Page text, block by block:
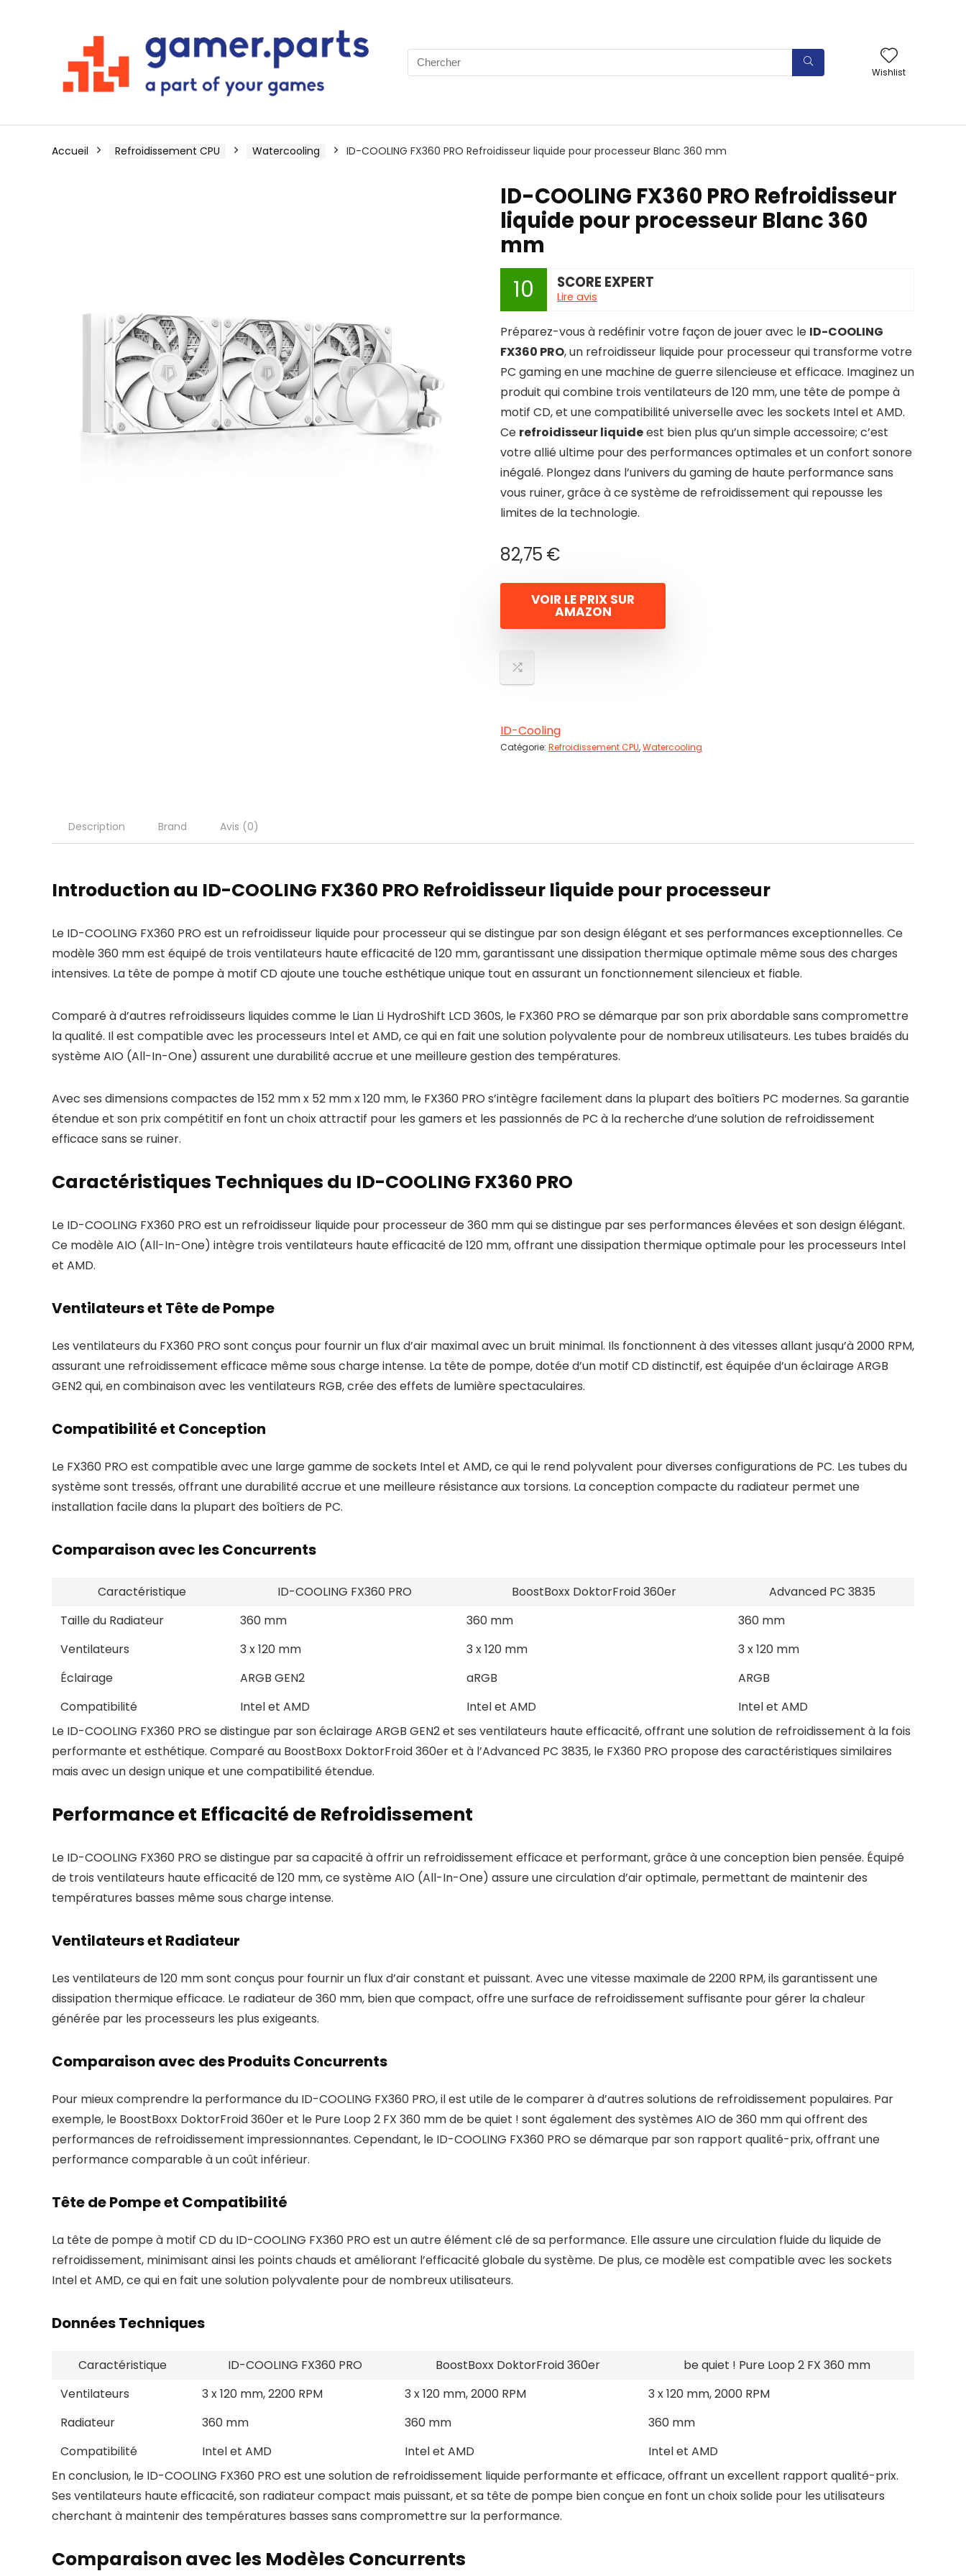
Search
for:
Wishlist
Accueil Refroidissement CPU Watercooling ID-COOLING FX360 PRO Refroidisseur liquide pour processeur Blanc 360 mm
ID-COOLING FX360 PRO Refroidisseur
liquide pour processeur Blanc 360
mm
10 SCORE EXPERT
Lire avis
Préparez-vous à redéfinir votre façon de jouer avec le ID-COOLING
FX360 PRO, un refroidisseur liquide pour processeur qui transforme votre
PC gaming en une machine de guerre silencieuse et efficace. Imaginez un
produit qui combine trois ventilateurs de 120 mm, une tête de pompe à
motif CD, et une compatibilité universelle avec les sockets Intel et AMD.
Ce refroidisseur liquideest bien plus qu’un simple accessoire; c’est
votre allié ultime pour des performances optimales et un confort sonore
inégalé. Plongez dans l’univers du gaming de haute performance sans
vous ruiner, grâce à ce système de refroidissement qui repousse les
limites de la technologie.
82,75 €
VOIR LE PRIX SUR
AMAZON
ID-Cooling
Catégorie: Refroidissement CPU,Watercooling
Description Brand Avis (0)
Introduction au ID-COOLING FX360 PRO Refroidisseur liquide pour processeur
Le ID-COOLING FX360 PRO est un refroidisseur liquide pour processeur qui se distingue par son design élégant et ses performances exceptionnelles. Ce
modèle 360 mm est équipé de trois ventilateurs haute efficacité de 120 mm, garantissant une dissipation thermique optimale même sous des charges
intensives. La tête de pompe à motif CD ajoute une touche esthétique unique tout en assurant un fonctionnement silencieux et fiable.
Comparé à d’autres refroidisseurs liquides comme le Lian Li HydroShift LCD 360S, le FX360 PRO se démarque par son prix abordable sans compromettre
la qualité. Il est compatible avec les processeurs Intel et AMD, ce qui en fait une solution polyvalente pour de nombreux utilisateurs. Les tubes braidés du
système AIO (All-In-One) assurent une durabilité accrue et une meilleure gestion des températures.
Avec ses dimensions compactes de 152 mm x 52 mm x 120 mm, le FX360 PRO s’intègre facilement dans la plupart des boîtiers PC modernes. Sa garantie
étendue et son prix compétitif en font un choix attractif pour les gamers et les passionnés de PC à la recherche d’une solution de refroidissement
efficace sans se ruiner.
Caractéristiques Techniques du ID-COOLING FX360 PRO
Le ID-COOLING FX360 PRO est un refroidisseur liquide pour processeur de 360 mm qui se distingue par ses performances élevées et son design élégant.
Ce modèle AIO (All-In-One) intègre trois ventilateurs haute efficacité de 120 mm, offrant une dissipation thermique optimale pour les processeurs Intel
et AMD.
Ventilateurs et Tête de Pompe
Les ventilateurs du FX360 PRO sont conçus pour fournir un flux d’air maximal avec un bruit minimal. Ils fonctionnent à des vitesses allant jusqu’à 2000 RPM,
assurant une refroidissement efficace même sous charge intense. La tête de pompe, dotée d’un motif CD distinctif, est équipée d’un éclairage ARGB
GEN2 qui, en combinaison avec les ventilateurs RGB, crée des effets de lumière spectaculaires.
Compatibilité et Conception
Le FX360 PRO est compatible avec une large gamme de sockets Intel et AMD, ce qui le rend polyvalent pour diverses configurations de PC. Les tubes du
système sont tressés, offrant une durabilité accrue et une meilleure résistance aux torsions. La conception compacte du radiateur permet une
installation facile dans la plupart des boîtiers de PC.
Comparaison avec les Concurrents
Caractéristique ID-COOLING FX360 PRO BoostBoxx DoktorFroid 360er
Advanced PC 3835
Taille du Radiateur
360 mm 360 mm
360 mm
Ventilateurs
3 x 120 mm 3 x 120 mm
3 x 120 mm
Éclairage
ARGB GEN2 aRGB
ARGB
Compatibilité
Intel et AMD Intel et AMD
Intel et AMD
Le ID-COOLING FX360 PRO se distingue par son éclairage ARGB GEN2 et ses ventilateurs haute efficacité, offrant une solution de refroidissement à la fois
performante et esthétique. Comparé au BoostBoxx DoktorFroid 360er et à l’Advanced PC 3835, le FX360 PRO propose des caractéristiques similaires
mais avec un design unique et une compatibilité étendue.
Performance et Efficacité de Refroidissement
Le ID-COOLING FX360 PRO se distingue par sa capacité à offrir un refroidissement efficace et performant, grâce à une conception bien pensée. Équipé
de trois ventilateurs haute efficacité de 120 mm, ce système AIO (All-In-One) assure une circulation d’air optimale, permettant de maintenir des
températures basses même sous charge intense.
Ventilateurs et Radiateur
Les ventilateurs de 120 mm sont conçus pour fournir un flux d’air constant et puissant. Avec une vitesse maximale de 2200 RPM, ils garantissent une
dissipation thermique efficace. Le radiateur de 360 mm, bien que compact, offre une surface de refroidissement suffisante pour gérer la chaleur
générée par les processeurs les plus exigeants.
Comparaison avec des Produits Concurrents
Pour mieux comprendre la performance du ID-COOLING FX360 PRO, il est utile de le comparer à d’autres solutions de refroidissement populaires. Par
exemple, le BoostBoxx DoktorFroid 360er et le Pure Loop 2 FX 360 mm de be quiet ! sont également des systèmes AIO de 360 mm qui offrent des
performances de refroidissement impressionnantes. Cependant, le ID-COOLING FX360 PRO se démarque par son rapport qualité-prix, offrant une
performance comparable à un coût inférieur.
Tête de Pompe et Compatibilité
La tête de pompe à motif CD du ID-COOLING FX360 PRO est un autre élément clé de sa performance. Elle assure une circulation fluide du liquide de
refroidissement, minimisant ainsi les points chauds et améliorant l’efficacité globale du système. De plus, ce modèle est compatible avec les sockets
Intel et AMD, ce qui en fait une solution polyvalente pour de nombreux utilisateurs.
Données Techniques
Caractéristique ID-COOLING FX360 PRO BoostBoxx DoktorFroid 360er
be quiet ! Pure Loop 2 FX 360 mm
Ventilateurs
3 x 120 mm, 2200 RPM 3 x 120 mm, 2000 RPM
3 x 120 mm, 2000 RPM
Radiateur
360 mm 360 mm
360 mm
Compatibilité
Intel et AMD Intel et AMD
Intel et AMD
En conclusion, le ID-COOLING FX360 PRO est une solution de refroidissement liquide performante et efficace, offrant un excellent rapport qualité-prix.
Ses ventilateurs haute efficacité, son radiateur compact mais puissant, et sa tête de pompe bien conçue en font un choix solide pour les utilisateurs
cherchant à maintenir des températures basses sans compromettre sur la performance.
Comparaison avec les Modèles Concurrents